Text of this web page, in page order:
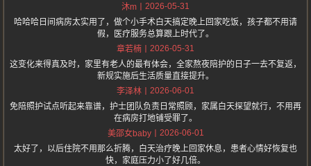
沐m
2026-05-31
哈哈哈日间病房太实用了，做个小手术白天搞定晚上回家吃饭，孩子都不用请
假，医疗服务总算跟上时代了。
章若楠
2026-05-31
这变化来得真及时，家里有老人的最有体会，全家熬夜陪护的日子一去不复返，
新规实施后生活质量直接提升。
李泽林
2026-06-01
免陪照护试点听起来靠谱，护士团队负责日常照顾，家属白天探望就行，不用再
在病房打地铺受罪了。
美邵女baby
2026-06-01
太好了，以后住院不用那么折腾，白天治疗晚上回家休息，患者心情好恢复也
快，家庭压力小了好几倍。